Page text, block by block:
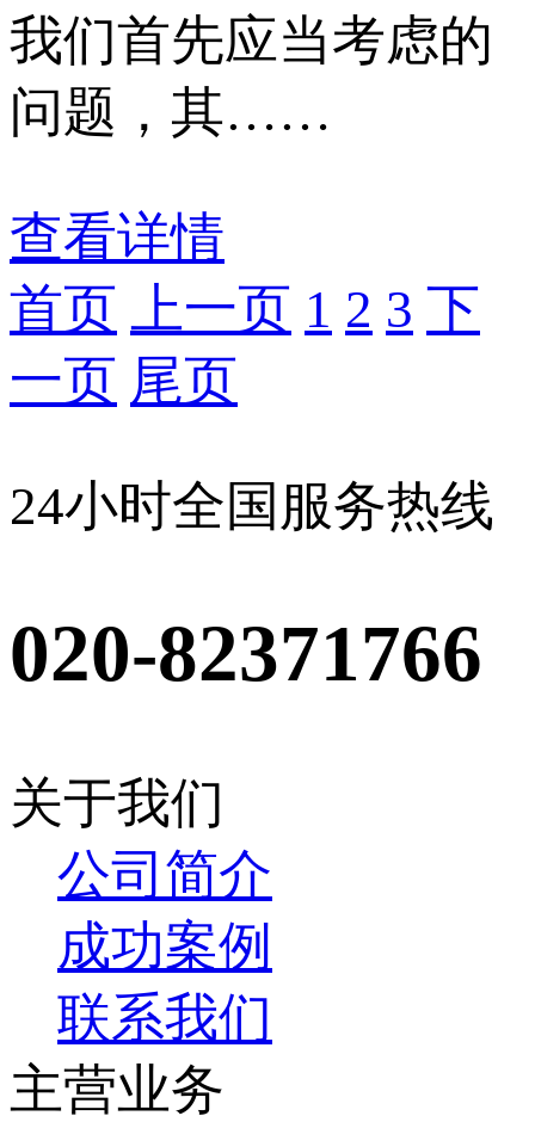
我们首先应当考虑的
问题，其……
查看详情
首页
上一页 1 2 3 下
一页 尾页
24小时全国服务热线
020-82371766
关于我们
公司简介
成功案例
联系我们
主营业务